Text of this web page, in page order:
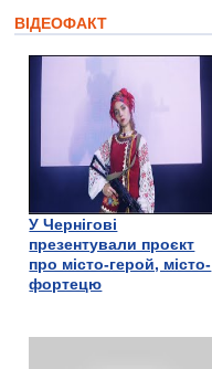
ВІДЕОФАКТ
У Чернігові
презентували проєкт
про місто-герой, місто-
фортецю